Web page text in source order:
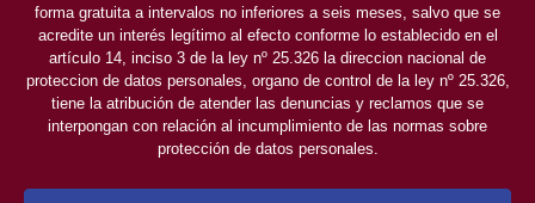
forma gratuita a intervalos no inferiores a seis meses, salvo que se
acredite un interés legítimo al efecto conforme lo establecido en el
artículo 14, inciso 3 de la ley nº 25.326 la direccion nacional de
proteccion de datos personales, organo de control de la ley nº 25.326,
tiene la atribución de atender las denuncias y reclamos que se
interpongan con relación al incumplimiento de las normas sobre
protección de datos personales.